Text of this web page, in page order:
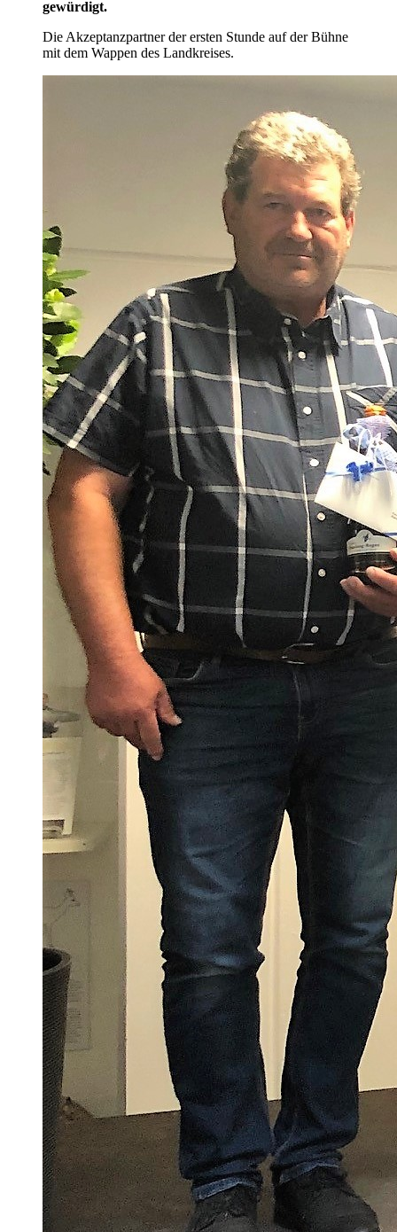
gewürdigt.
Die Akzeptanzpartner der ersten Stunde auf der Bühne
mit dem Wappen des Landkreises.